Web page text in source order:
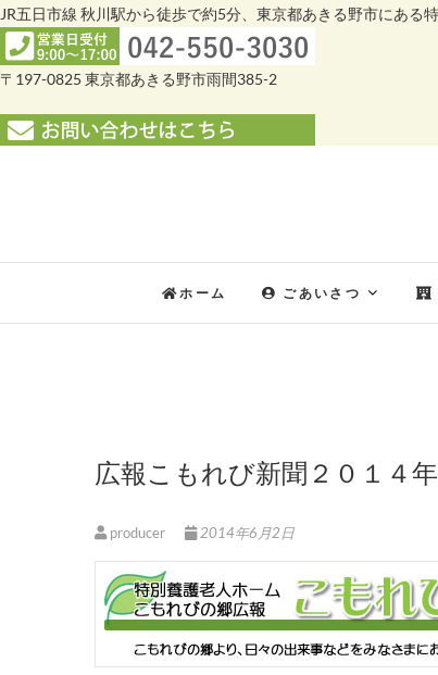
JR五日市線 秋川駅から徒歩で約5分、東京都あきる野市にある
〒197-0825 東京都あきる野市雨間385-2
ホーム ごあいさつ
広報こもれび新聞２０１４
producer 2014年6月2日